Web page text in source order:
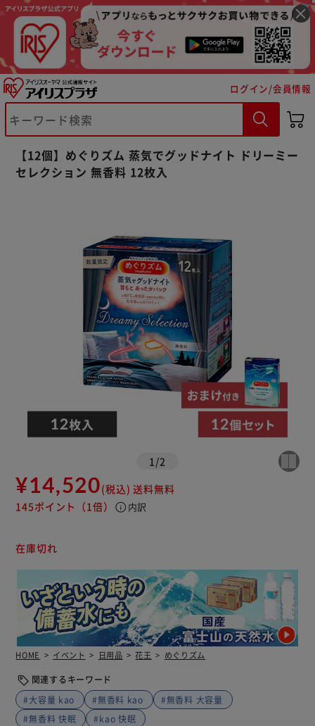
ログイン/会員情報
【12個】めぐりズム 蒸気でグッドナイト ドリーミー
セレクション 無香料 12枚入
1 /2
¥14,520(税込) 送料無料
145ポイント （1倍） info 内訳
在庫切れ
HOME イベント 日用品 花王 めぐりズム
関連するキーワード
#大容量 kao
#無香料 kao
#無香料 大容量
#無香料 快眠
#kao 快眠
※ご確認ください
カートに入れる 購入手続きへ